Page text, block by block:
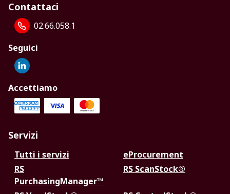
Contattaci
02.66.058.1
Seguici
Accettiamo
Servizi
Tutti i servizi
eProcurement
RS
PurchasingManager™
RS ScanStock®